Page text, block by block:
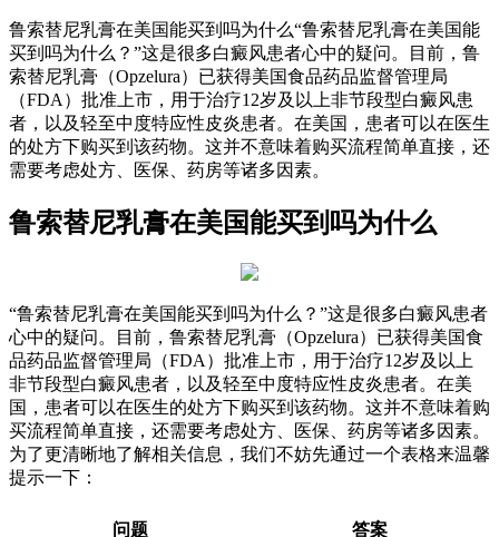
鲁索替尼乳膏在美国能买到吗为什么“鲁索替尼乳膏在美国能
买到吗为什么？”这是很多白癜风患者心中的疑问。目前，鲁
索替尼乳膏（Opzelura）已获得美国食品药品监督管理局
（FDA）批准上市，用于治疗12岁及以上非节段型白癜风患
者，以及轻至中度特应性皮炎患者。在美国，患者可以在医生
的处方下购买到该药物。这并不意味着购买流程简单直接，还
需要考虑处方、医保、药房等诸多因素。
鲁索替尼乳膏在美国能买到吗为什么
“鲁索替尼乳膏在美国能买到吗为什么？”这是很多白癜风患者
心中的疑问。目前，鲁索替尼乳膏（Opzelura）已获得美国食
品药品监督管理局（FDA）批准上市，用于治疗12岁及以上
非节段型白癜风患者，以及轻至中度特应性皮炎患者。在美
国，患者可以在医生的处方下购买到该药物。这并不意味着购
买流程简单直接，还需要考虑处方、医保、药房等诸多因素。
为了更清晰地了解相关信息，我们不妨先通过一个表格来温馨
提示一下：
问题 答案